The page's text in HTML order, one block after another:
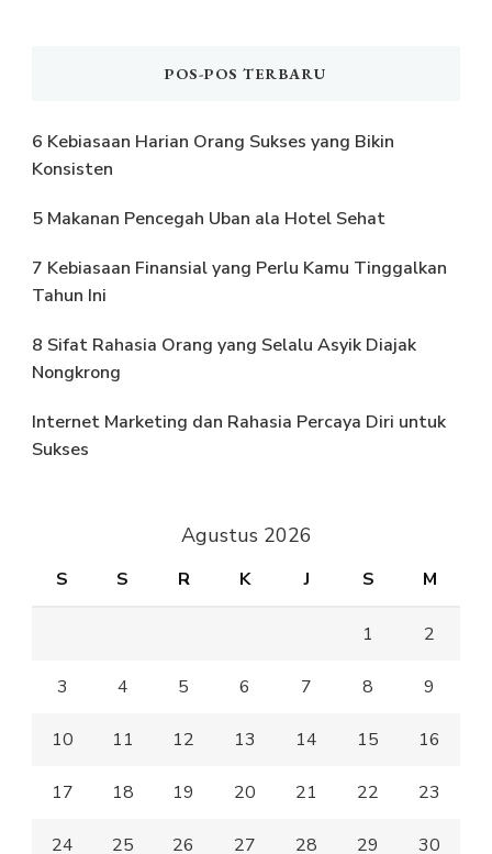
POS-POS TERBARU
6 Kebiasaan Harian Orang Sukses yang Bikin
Konsisten
5 Makanan Pencegah Uban ala Hotel Sehat
7 Kebiasaan Finansial yang Perlu Kamu Tinggalkan
Tahun Ini
8 Sifat Rahasia Orang yang Selalu Asyik Diajak
Nongkrong
Internet Marketing dan Rahasia Percaya Diri untuk
Sukses
Agustus 2026
S S R K J S M
1 2
3 4 5 6 7 8 9
10 11 12 13 14 15 16
17 18 19 20 21 22 23
24 25 26 27 28 29 30